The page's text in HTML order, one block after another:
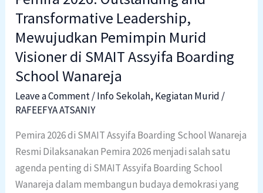
Transformative Leadership,
Mewujudkan Pemimpin Murid
Visioner di SMAIT Assyifa Boarding
School Wanareja
Leave a Comment/Info Sekolah, Kegiatan Murid /
RAFEEFYA ATSANIY
Pemira 2026 di SMAIT Assyifa Boarding School Wanareja
Resmi Dilaksanakan Pemira 2026 menjadi salah satu
agenda penting di SMAIT Assyifa Boarding School
Wanareja dalam membangun budaya demokrasi yang
SMAIT
Assyifa
Boarding
School
Wanareja